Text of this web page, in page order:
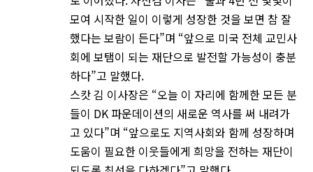
모여 시작한 일이 이렇게 성장한 것을 보면 참 잘
했다는 보람이 든다”며 “앞으로 미국 전체 교민사
회에 보탬이 되는 재단으로 발전할 가능성이 충분
하다”고 말했다.
스캇 김 이사장은 “오늘 이 자리에 함께한 모든 분
들이 DK 파운데이션의 새로운 역사를 써 내려가
고 있다”며 “앞으로도 지역사회와 함께 성장하며
도움이 필요한 이웃들에게 희망을 전하는 재단이